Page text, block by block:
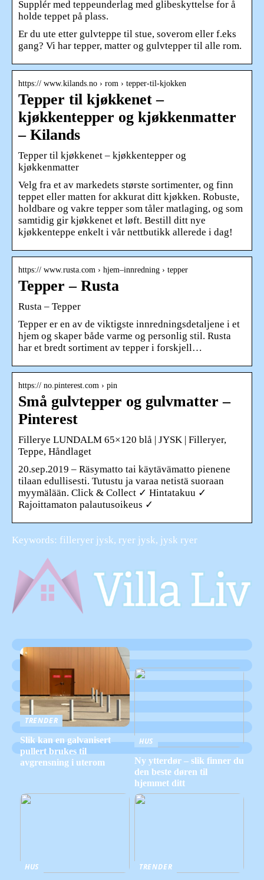
Supplér med teppeunderlag med glibeskyttelse for å
holde teppet på plass.
Er du ute etter gulvteppe til stue, soverom eller f.eks
gang? Vi har tepper, matter og gulvtepper til alle rom.
https:// www.kilands.no › rom › tepper-til-kjokken
Tepper til kjøkkenet –
kjøkkentepper og kjøkkenmatter
– Kilands
Tepper til kjøkkenet – kjøkkentepper og
kjøkkenmatter
Velg fra et av markedets største sortimenter, og finn
teppet eller matten for akkurat ditt kjøkken. Robuste,
holdbare og vakre tepper som tåler matlaging, og som
samtidig gir kjøkkenet et løft. Bestill ditt nye
kjøkkenteppe enkelt i vår nettbutikk allerede i dag!
https:// www.rusta.com › hjem–innredning › tepper
Tepper – Rusta
Rusta – Tepper
Tepper er en av de viktigste innredningsdetaljene i et
hjem og skaper både varme og personlig stil. Rusta
har et bredt sortiment av tepper i forskjell…
https:// no.pinterest.com › pin
Små gulvtepper og gulvmatter –
Pinterest
Fillerye LUNDALM 65×120 blå | JYSK | Filleryer,
Teppe, Håndlaget
20.sep.2019 – Räsymatto tai käytävämatto pienene
tilaan edullisesti. Tutustu ja varaa netistä suoraan
myymälään. Click & Collect ✓ Hintatakuu ✓
Rajoittamaton palautusoikeus ✓
Keywords: filleryer jysk, ryer jysk, jysk ryer
TRENDER
Slik kan en galvanisert
pullert brukes til
avgrensning i uterom
HUS
Ny ytterdør – slik finner du
den beste døren til
hjemmet ditt
HUS
TRENDER